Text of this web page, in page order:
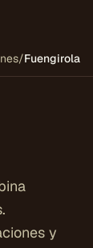
/Fuengirola
y